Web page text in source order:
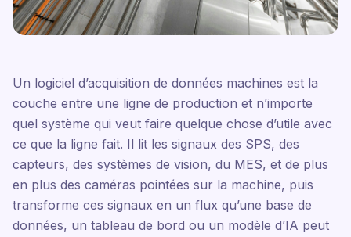
Un logiciel d’acquisition de données machines est la
couche entre une ligne de production et n’importe
quel système qui veut faire quelque chose d’utile avec
ce que la ligne fait. Il lit les signaux des SPS, des
capteurs, des systèmes de vision, du MES, et de plus
en plus des caméras pointées sur la machine, puis
transforme ces signaux en un flux qu’une base de
données, un tableau de bord ou un modèle d’IA peut